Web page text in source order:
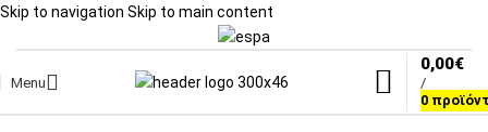
Skip to navigation Skip to main content
Menu
0
/
0,00€